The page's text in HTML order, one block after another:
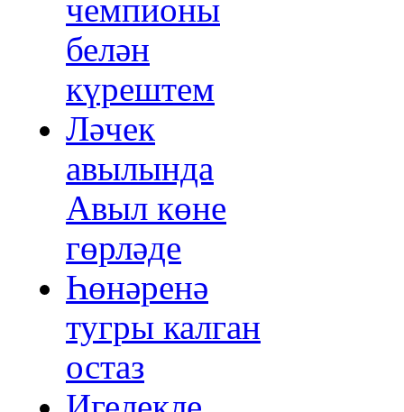
чемпионы
белән
күрештем
Ләчек
авылында
Авыл көне
гөрләде
Һөнәренә
тугры калган
остаз